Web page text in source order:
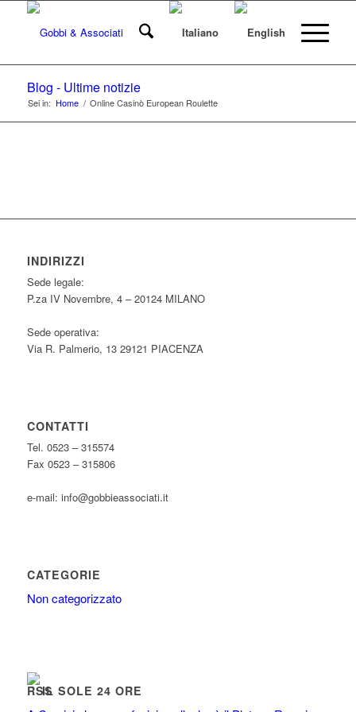
Blog - Ultime notizie
Sei in: Home / Online Casinò European Roulette
INDIRIZZI
Sede legale:
P.za IV Novembre, 4 – 20124 MILANO
Sede operativa:
Via R. Palmerio, 13 29121 PIACENZA
CONTATTI
Tel. 0523 – 315574
Fax 0523 – 315806
e-mail: info@gobbieassociati.it
CATEGORIE
Non categorizzato
IL SOLE 24 ORE